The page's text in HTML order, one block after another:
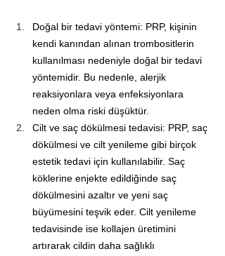
Doğal bir tedavi yöntemi: PRP, kişinin
kendi kanından alınan trombositlerin
kullanılması nedeniyle doğal bir tedavi
yöntemidir. Bu nedenle, alerjik
reaksiyonlara veya enfeksiyonlara
neden olma riski düşüktür.
Cilt ve saç dökülmesi tedavisi: PRP, saç
dökülmesi ve cilt yenileme gibi birçok
estetik tedavi için kullanılabilir. Saç
köklerine enjekte edildiğinde saç
dökülmesini azaltır ve yeni saç
büyümesini teşvik eder. Cilt yenileme
tedavisinde ise kollajen üretimini
artırarak cildin daha sağlıklı